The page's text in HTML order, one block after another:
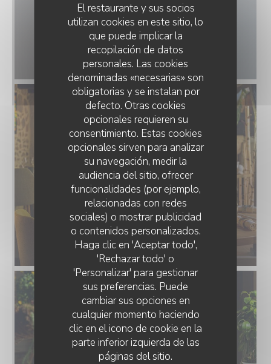
El restaurante y sus socios
utilizan cookies en este sitio, lo
que puede implicar la
recopilación de datos
personales. Las cookies
denominadas «necesarias» son
obligatorias y se instalan por
defecto. Otras cookies
opcionales requieren su
consentimiento. Estas cookies
opcionales sirven para analizar
su navegación, medir la
audiencia del sitio, ofrecer
funcionalidades (por ejemplo,
relacionadas con redes
sociales) o mostrar publicidad
o contenidos personalizados.
Haga clic en 'Aceptar todo',
'Rechazar todo' o
'Personalizar' para gestionar
sus preferencias. Puede
cambiar sus opciones en
cualquier momento haciendo
clic en el icono de cookie en la
parte inferior izquierda de las
páginas del sitio.